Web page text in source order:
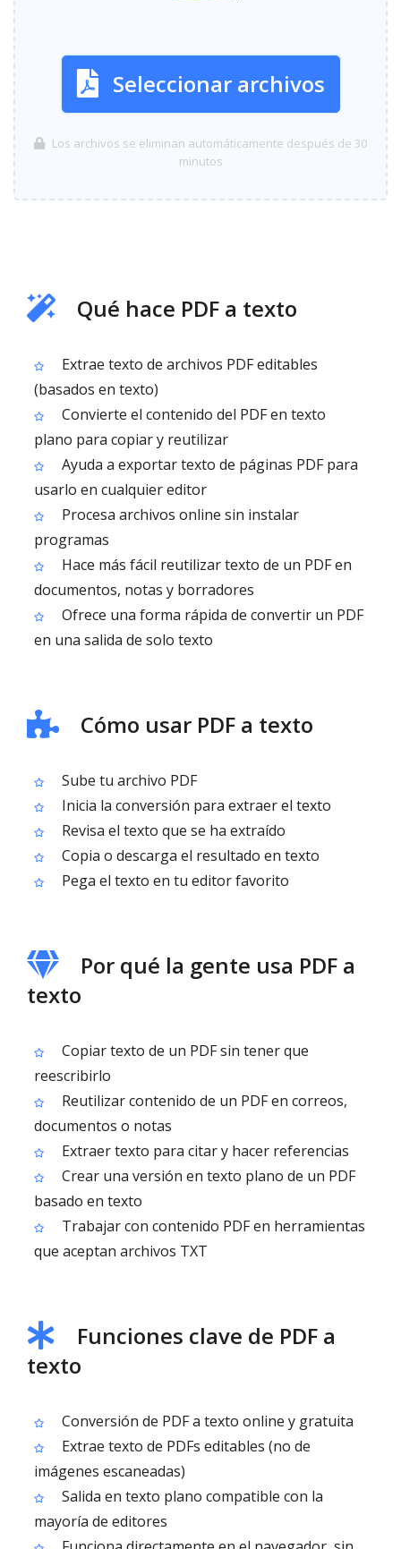
Seleccionar archivos
Los archivos se eliminan automáticamente después de 30
minutos
Qué hace PDF a texto
Extrae texto de archivos PDF editables
(basados en texto)
Convierte el contenido del PDF en texto
plano para copiar y reutilizar
Ayuda a exportar texto de páginas PDF para
usarlo en cualquier editor
Procesa archivos online sin instalar
programas
Hace más fácil reutilizar texto de un PDF en
documentos, notas y borradores
Ofrece una forma rápida de convertir un PDF
en una salida de solo texto
Cómo usar PDF a texto
Sube tu archivo PDF
Inicia la conversión para extraer el texto
Revisa el texto que se ha extraído
Copia o descarga el resultado en texto
Pega el texto en tu editor favorito
Por qué la gente usa PDF a
texto
Copiar texto de un PDF sin tener que
reescribirlo
Reutilizar contenido de un PDF en correos,
documentos o notas
Extraer texto para citar y hacer referencias
Crear una versión en texto plano de un PDF
basado en texto
Trabajar con contenido PDF en herramientas
que aceptan archivos TXT
Funciones clave de PDF a
texto
Conversión de PDF a texto online y gratuita
Extrae texto de PDFs editables (no de
imágenes escaneadas)
Salida en texto plano compatible con la
mayoría de editores